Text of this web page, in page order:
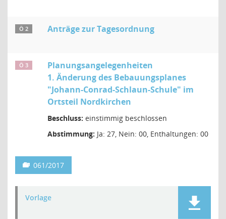
Ö 2 Anträge zur Tagesordnung
Ö 3
Planungsangelegenheiten
1. Änderung des Bebauungsplanes
"Johann-Conrad-Schlaun-Schule" im
Ortsteil Nordkirchen
Beschluss: einstimmig beschlossen
Abstimmung: Ja: 27, Nein: 00, Enthaltungen: 00
061/2017
Vorlage